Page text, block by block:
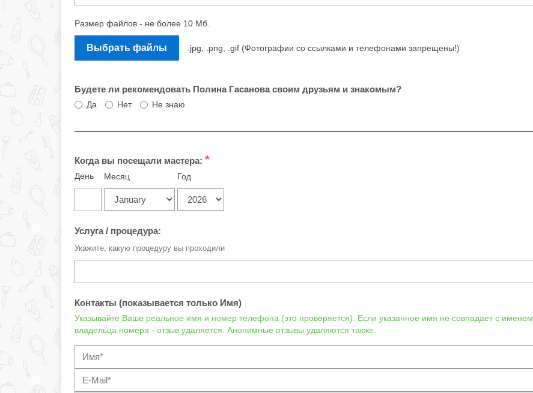
Размер файлов - не более 10 Мб.
Выбрать файлы .jpg, .png, .gif (Фотографии со ссылками и телефонами запрещены!)
Будете ли рекомендовать Полина Гасанова своим друзьям и знакомым?
Да Нет Не знаю
Когда вы посещали мастера: *
День Месяц Год
Услуга / процедура:
Укажите, какую процедуру вы проходили
Контакты (показывается только Имя)
Указывайте Ваше реальное имя и номер телефона (это проверяется). Если указанное имя не совпадает с именем
владельца номера - отзыв удаляется. Анонимные отзывы удаляются также.